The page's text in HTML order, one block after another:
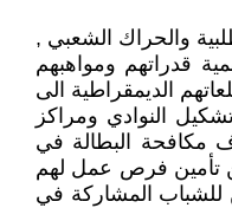
والحراك الشعبي ,
قدراتهم ومواهبهم
الديمقراطية الى
النوادي ومراكز
مكافحة البطالة في
تأمين فرص عمل لهم
والمحلية الى 25 عاما , واصدار تشريعات تؤمن للشباب المشاركة في